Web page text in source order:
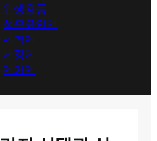
위생용품
섬유유연제
세척제
세정제
제거제